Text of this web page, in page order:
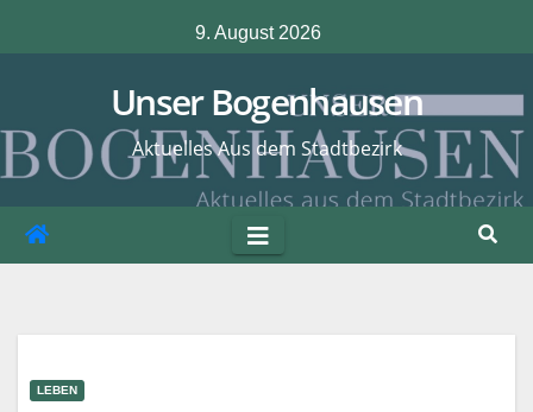
Inhalt
9. August 2026
Unser Bogenhausen
Aktuelles Aus dem Stadtbezirk
LEBEN